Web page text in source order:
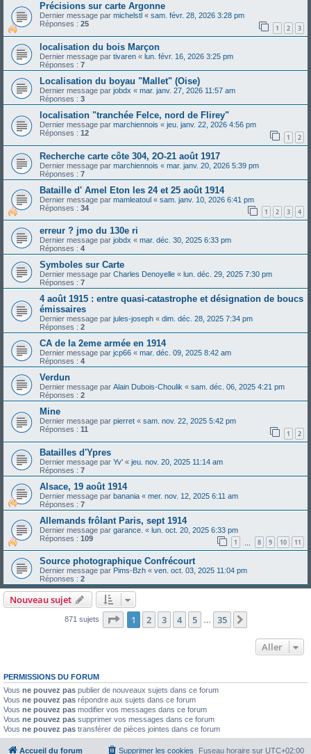
Précisions sur carte Argonne
Dernier message par michelstl « sam. févr. 28, 2026 3:28 pm
Réponses : 25 1 2 3
localisation du bois Marçon
Dernier message par tivaren « lun. févr. 16, 2026 3:25 pm
Réponses : 7
Localisation du boyau "Mallet" (Oise)
Dernier message par jobdx « mar. janv. 27, 2026 11:57 am
Réponses : 3
localisation "tranchée Felce, nord de Flirey"
Dernier message par marchiennois « jeu. janv. 22, 2026 4:56 pm
Réponses : 12 1 2
Recherche carte côte 304, 2O-21 août 1917
Dernier message par marchiennois « mar. janv. 20, 2026 5:39 pm
Réponses : 7
Bataille d' Amel Eton les 24 et 25 août 1914
Dernier message par mamleatoul « sam. janv. 10, 2026 6:41 pm
Réponses : 34 1 2 3 4
erreur ? jmo du 130e ri
Dernier message par jobdx « mar. déc. 30, 2025 6:33 pm
Réponses : 4
Symboles sur Carte
Dernier message par Charles Denoyelle « lun. déc. 29, 2025 7:30 pm
Réponses : 7
4 août 1915 : entre quasi-catastrophe et désignation de boucs
émissaires
Dernier message par jules-joseph « dim. déc. 28, 2025 7:34 pm
Réponses : 2
CA de la 2eme armée en 1914
Dernier message par jcp66 « mar. déc. 09, 2025 8:42 am
Réponses : 4
Verdun
Dernier message par Alain Dubois-Choulik « sam. déc. 06, 2025 4:21 pm
Réponses : 2
Mine
Dernier message par pierret « sam. nov. 22, 2025 5:42 pm
Réponses : 11 1 2
Batailles d'Ypres
Dernier message par Yv' « jeu. nov. 20, 2025 11:14 am
Réponses : 7
Alsace, 19 août 1914
Dernier message par banania « mer. nov. 12, 2025 6:11 am
Réponses : 7
Allemands frôlant Paris, sept 1914
Dernier message par garance. « lun. oct. 20, 2025 6:33 pm
Réponses : 109 1 8 9 10 11
Source photographique Confrécourt
Dernier message par Pims-Bzh « ven. oct. 03, 2025 11:04 pm
Réponses : 2
Nouveau sujet
871 sujets Page 1sur35
1 2 3 4 5 … 35
Aller
PERMISSIONS DU FORUM
Vous ne pouvez pas publier de nouveaux sujets dans ce forum
Vous ne pouvez pas répondre aux sujets dans ce forum
Vous ne pouvez pas modifier vos messages dans ce forum
Vous ne pouvez pas supprimer vos messages dans ce forum
Vous ne pouvez pas transférer de pièces jointes dans ce forum
Accueil du forum Fuseau horaire sur UTC+02:00
Supprimer les cookies